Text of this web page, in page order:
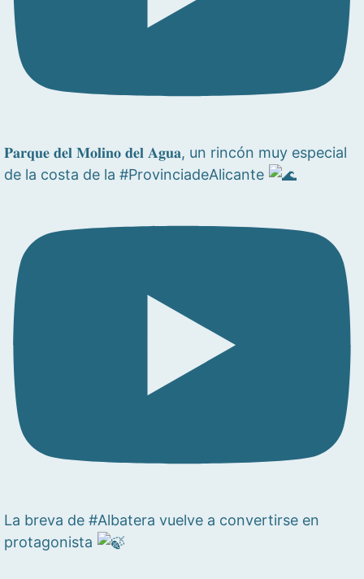
𝐏𝐚𝐫𝐪𝐮𝐞 𝐝𝐞𝐥 𝐌𝐨𝐥𝐢𝐧𝐨 𝐝𝐞𝐥 𝐀𝐠𝐮𝐚, un rincón muy especial
de la costa de la #ProvinciadeAlicante
La breva de #Albatera vuelve a convertirse en
protagonista